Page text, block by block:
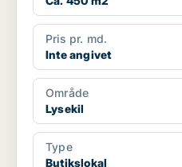
Pris pr. md.
Inte angivet
Område
Lysekil
Type
Butikslokal